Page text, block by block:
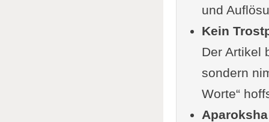
und
Kein
Der Artikel
sondern
Worte“